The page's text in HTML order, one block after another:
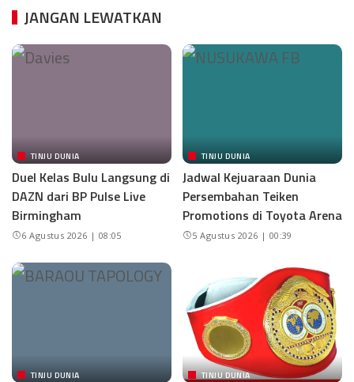
JANGAN LEWATKAN
TINJU DUNIA
Duel Kelas Bulu Langsung di
DAZN dari BP Pulse Live
Birmingham
6 Agustus 2026 | 08:05
TINJU DUNIA
Jadwal Kejuaraan Dunia
Persembahan Teiken
Promotions di Toyota Arena
5 Agustus 2026 | 00:39
TINJU DUNIA TINJU DUNIA